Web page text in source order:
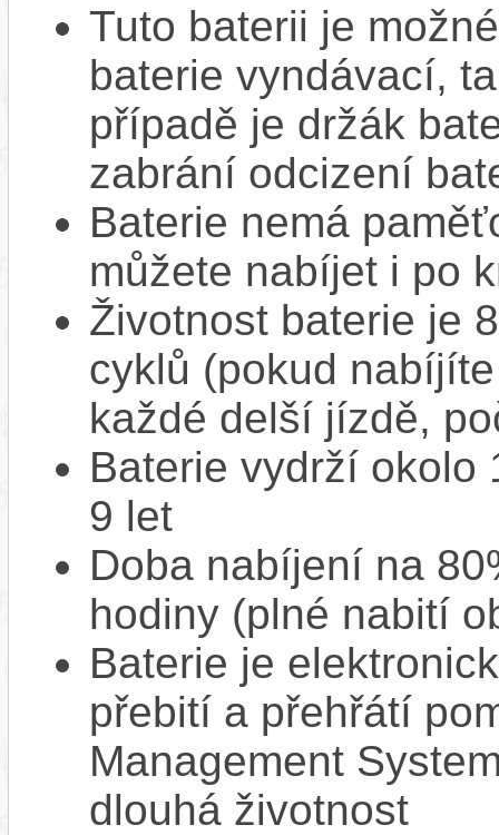
Tuto baterii je
baterie vyndávací,
případě je držák
zabrání odcizení
Baterie nemá
můžete nabíjet i po
Životnost baterie je
cyklů (pokud
každé delší jízdě,
Baterie vydrží okolo
9 let
Doba nabíjení na
hodiny (plné nabití
Baterie je
přebití a přehřátí
Management
dlouhá životnost